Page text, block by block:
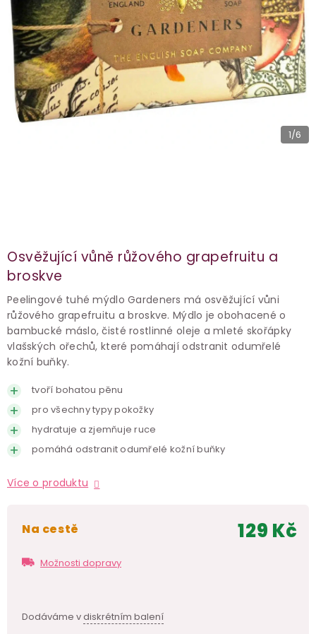
1/6
Osvěžující vůně růžového grapefruitu a
broskve
Peelingové tuhé mýdlo Gardeners má osvěžující vůni
růžového grapefruitu a broskve. Mýdlo je obohacené o
bambucké máslo, čisté rostlinné oleje a mleté skořápky
vlašských ořechů, které pomáhají odstranit odumřelé
kožní buňky.
tvoří bohatou pěnu
pro všechny typy pokožky
hydratuje a zjemňuje ruce
pomáhá odstranit odumřelé kožní buňky
Více o produktu
na cestě
Možnosti dopravy
Dodáváme vdiskrétním balení
129 Kč